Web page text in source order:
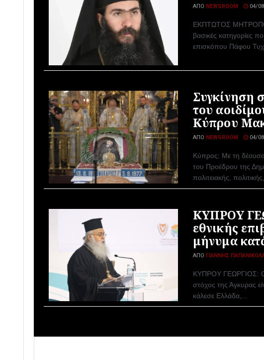
ΑΠΌ NEWSROOM 04/
ΕΚΠΤΩΤΟΣ
βασικές κατηγορίες
επισκόπου Πάφου
Συγκίνηση
του
Κύπρου
ΑΠΌ NEWSROOM 04/
Κύπρος: Με τη δέουσα
του Προέδρου της
πολιτειακής,
ΚΥΠΡΟΥ
εθνικής
μήνυμα
ΑΠΌ ΓΙΆΝΝΗΣ
ΚΥΠΡΟΥ ΓΕΩΡΓΙΟΣ: Ο
στόχος της Άγκυρας
κάλεσε Ελλάδα,...